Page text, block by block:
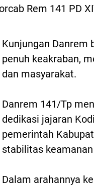
Rem 141 PD
Kunjungan Danrem
penuh keakraban,
dan masyarakat.
Danrem 141/Tp
dedikasi jajaran
pemerintah
stabilitas
Dalam arahannya